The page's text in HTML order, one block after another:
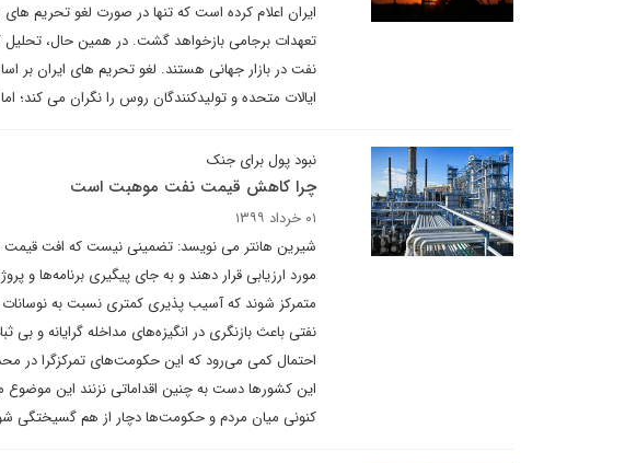
ایران اعلام کرده است که تنها در صورت لغو تحریم
تعهدات برجامی بازخواهد گشت. در همین حال، تحلیل
نفت در بازار جهانی هستند. لغو تحریم های ایران بر
ایالات متحده و تولیدکنندگان روس را نگران می کند؛
نبود پول برای جنک
چرا کاهش قیمت نفت موهبت است
۰۱ خرداد ۱۳۹۹
شیرین هانتر می نویسد: تضمینی نیست که افت قیمت
مورد ارزیابی قرار دهند و به جای پیگیری برنامه‌ها و
متمرکز شوند که آسیب پذیری کمتری نسبت به نوسانات
نفتی باعث بازنگری در انگیزه‌های مداخله گرایانه و
احتمال کمی می‌رود که این حکومت‌های تمرکزگرا در
این کشورها دست به چنین اقداماتی نزنند این موضوع
کنونی میان مردم و حکومت‌ها دچار از هم گسیختگی